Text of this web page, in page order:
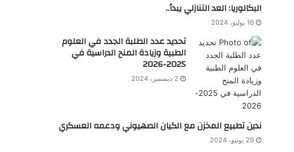
البكالوريا: العد التنازلي يبدأ..
16 يوليو، 2024
تحديد عدد الطلبة الجدد في العلوم
الطبية وزيادة المنح الدراسية في
2025-2026
2 ديسمبر، 2024
ندين تطبيع المخزن مع الكيان الصهيوني ودعمه العسكري
29 يونيو، 2024